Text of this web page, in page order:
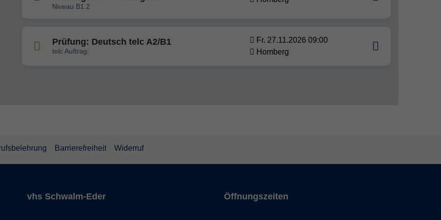
Niveau B1.2
Prüfung: Deutsch telc A2/B1
telc Auftrag:
Fr. 27.11.2026 09:00
Homberg
Barrierefreiheit Widerruf
vhs Schwalm-Eder Öffnungszeiten